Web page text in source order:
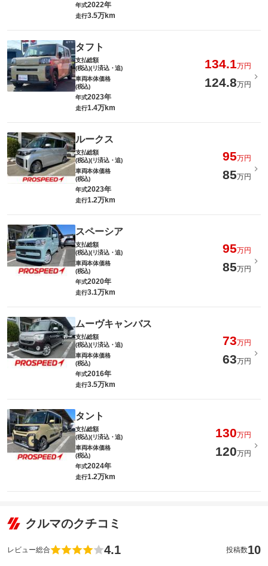
年式2022年
走行3.5万km
タフト
支払総額
(税込)(リ済込・追)
134.1万円
車両本体価格
(税込)
124.8万円
年式2023年
走行1.4万km
ルークス
支払総額
(税込)(リ済込・追)
95万円
車両本体価格
(税込)
85万円
年式2023年
走行1.2万km
スペーシア
支払総額
(税込)(リ済込・追)
95万円
車両本体価格
(税込)
85万円
年式2020年
走行3.1万km
ムーヴキャンバス
支払総額
(税込)(リ済込・追)
73万円
車両本体価格
(税込)
63万円
年式2016年
走行3.5万km
タント
支払総額
(税込)(リ済込・追)
130万円
車両本体価格
(税込)
120万円
年式2024年
走行1.2万km
クルマのクチコミ
レビュー総合 4.1 投稿数10